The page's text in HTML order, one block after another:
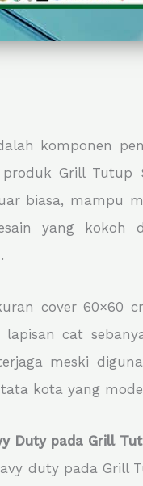
komponen
produk Grill
biasa, mampu
yang kokoh
cover 60×60
lapisan cat
meski
kota yang
Duty pada Grill
duty pada Grill